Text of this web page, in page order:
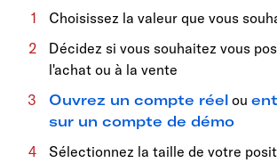
Choisissez la valeur que vous
Décidez si vous souhaitez vous
l'achat ou à la vente
Ouvrez un compte réel ou
sur un compte de démo
Sélectionnez la taille de votre